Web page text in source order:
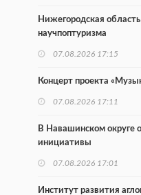
Нижегородская
научпоптуризма
07.08.2026 17:15
Концерт проекта
07.08.2026 17:11
В Навашинском округе
инициативы
07.08.2026 17:01
Институт развития